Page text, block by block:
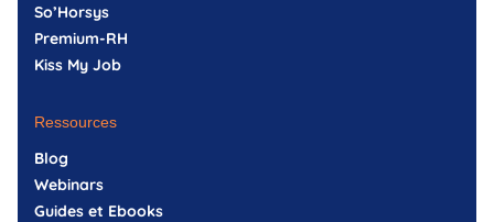
So’Horsys
Premium-RH
Kiss My Job
Ressources
Blog
Webinars
Guides et Ebooks